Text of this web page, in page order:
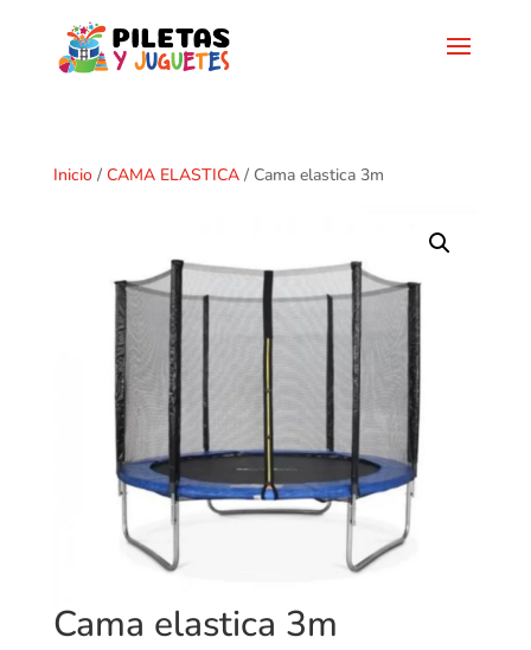
Inicio/ CAMA ELASTICA/ Cama elastica 3m
Cama elastica 3m